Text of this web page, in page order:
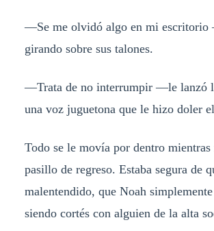
​—Se me olvidó algo en mi
girando sobre sus talones.
​—Trata de no interrumpir —le lanzó
una voz juguetona que le hizo doler
​Todo se le movía por dentro
pasillo de regreso. Estaba segura de
malentendido, que Noah simplemente
siendo cortés con alguien de la alta